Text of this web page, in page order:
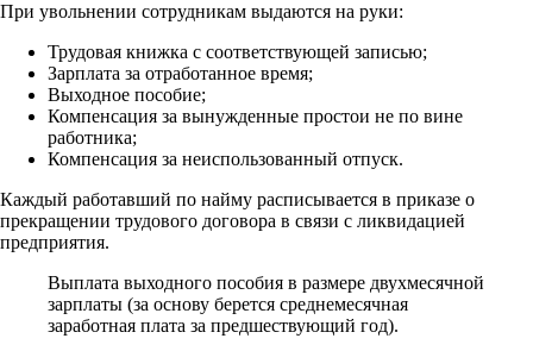
При увольнении сотрудникам выдаются на руки:
Трудовая книжка с соответствующей записью;
Зарплата за отработанное время;
Выходное пособие;
Компенсация за вынужденные простои не по вине
работника;
Компенсация за неиспользованный отпуск.
Каждый работавший по найму расписывается в приказе о
прекращении трудового договора в связи с ликвидацией
предприятия.
Выплата выходного пособия в размере двухмесячной
зарплаты (за основу берется среднемесячная
заработная плата за предшествующий год).